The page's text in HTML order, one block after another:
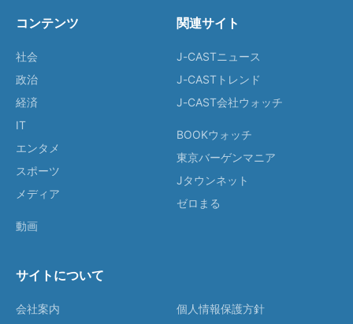
コンテンツ
社会
政治
経済
IT
エンタメ
スポーツ
メディア
動画
関連サイト
J-CASTニュース
J-CASTトレンド
J-CAST会社ウォッチ
BOOKウォッチ
東京バーゲンマニア
Jタウンネット
ゼロまる
サイトについて
会社案内 個人情報保護方針